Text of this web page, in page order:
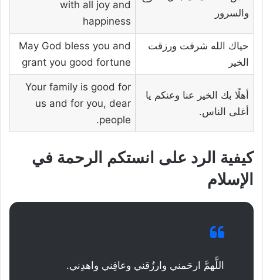
والسرور
with all joy and
happiness
حياك الله شرفت ورزقت
الخير
May God bless you and
grant you good fortune
أهلًا بك الخير عنا وعنكم يا
أغلى الناس.
Your family is good for
us and for you, dear
people.
كيفية الرد على انستكم الرحمة في
الإسلام
اللَّهمَّ ارحَمني وارزُقني وعافِني واهدِني.